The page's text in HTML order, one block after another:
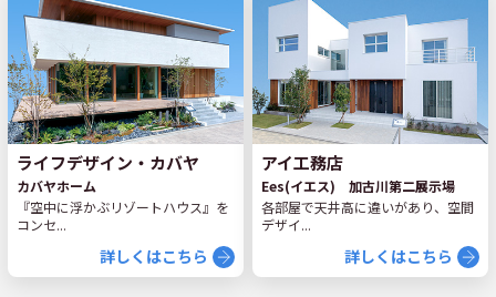
ライフデザイン・カバヤ
カバヤホーム
『空中に浮かぶリゾートハウス』を
コンセ...
詳しくはこちら
アイ工務店
Ees(イエス) 加古川第二展示場
各部屋で天井高に違いがあり、空間
デザイ...
詳しくはこちら